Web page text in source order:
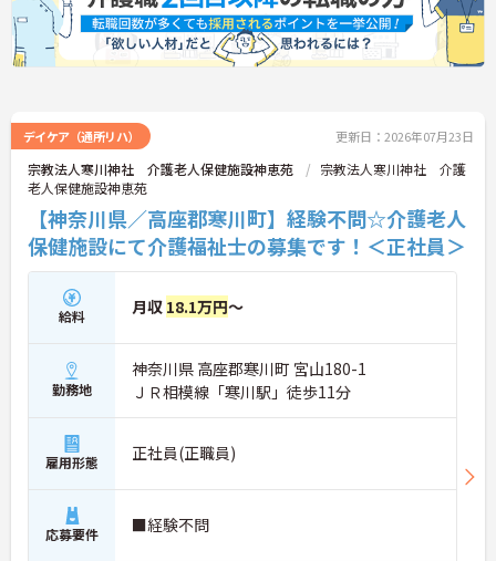
デイケア（通所リハ） 更新日：2026年07月23日
宗教法人寒川神社 介護老人保健施設神恵苑
宗教法人寒川神社 介護
老人保健施設神恵苑
【神奈川県／高座郡寒川町】経験不問☆介護老人
保健施設にて介護福祉士の募集です！＜正社員＞
給料 月収 18.1万円～
勤務地
神奈川県 高座郡寒川町 宮山180-1
ＪＲ相模線「寒川駅」徒歩11分
雇用形態 正社員(正職員)
応募要件 ■経験不問